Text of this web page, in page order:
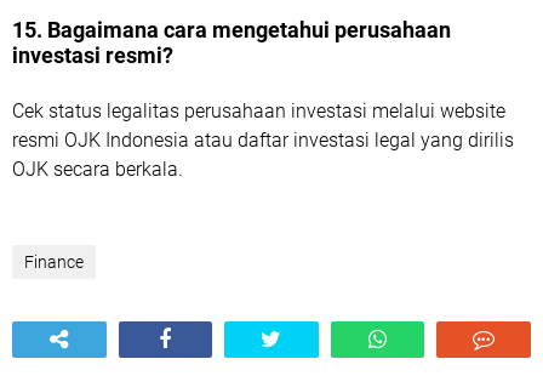
15. Bagaimana cara mengetahui perusahaan
investasi resmi?
Cek status legalitas perusahaan investasi melalui website
resmi OJK Indonesia atau daftar investasi legal yang dirilis
OJK secara berkala.
Finance